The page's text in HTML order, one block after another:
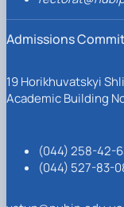
Admissions
19 Horikhuvatskyi
Academic Building
(044) 258-42-
(044) 527-83-